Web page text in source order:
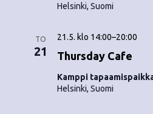
Helsinki, Suomi
TO
21 Thursday Cafe
21.5. klo 14:00–20:00
Kamppi
Helsinki, Suomi